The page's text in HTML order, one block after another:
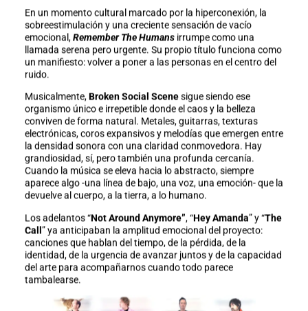
En un momento cultural marcado por la hiperconexión, la
sobreestimulación y una creciente sensación de vacío
emocional, Remember The Humansirrumpe como una
llamada serena pero urgente. Su propio título funciona como
un manifiesto: volver a poner a las personas en el centro del
ruido.
Musicalmente, Broken Social Scenesigue siendo ese
organismo único e irrepetible donde el caos y la belleza
conviven de forma natural. Metales, guitarras, texturas
electrónicas, coros expansivos y melodías que emergen entre
la densidad sonora con una claridad conmovedora. Hay
grandiosidad, sí, pero también una profunda cercanía.
Cuando la música se eleva hacia lo abstracto, siempre
aparece algo -una línea de bajo, una voz, una emoción- que la
devuelve al cuerpo, a la tierra, a lo humano.
Los adelantos “Not Around Anymore”, “Hey Amanda” y “The
Call” ya anticipaban la amplitud emocional del proyecto:
canciones que hablan del tiempo, de la pérdida, de la
identidad, de la urgencia de avanzar juntos y de la capacidad
del arte para acompañarnos cuando todo parece
tambalearse.